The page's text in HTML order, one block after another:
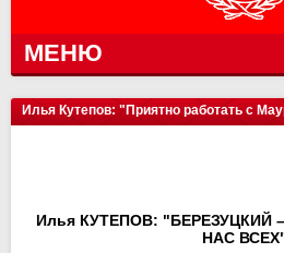
МЕНЮ
Илья Кутепов: "Приятно работать с
Илья КУТЕПОВ:
НАС